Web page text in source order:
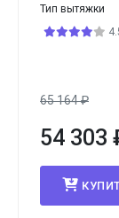
Тип вытяжки
65 164₽
54 303